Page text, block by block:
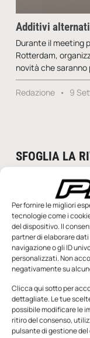
Per fornire le migliori
tecnologie come i
del dispositivo. Il
partner di elaborare
navigazione o gli ID
personalizzati. Non
negativamente su
Clicca qui sotto per
dettagliate. Le tue
possibile modificare le
ritiro del consenso,
pulsante di gestione
Additivi
Durante il meeting
Rotterdam,
novità che
Redazione 9
SFOGLIA LA
n.5 - Giugno 2026
Edicola Web
Notizie da